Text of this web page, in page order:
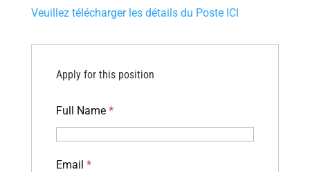
Veuillez télécharger les détails du Poste ICI
Apply for this position
Full Name *
Email *